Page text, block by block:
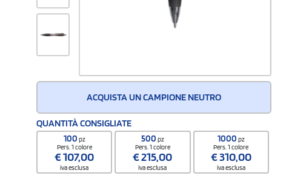
ACQUISTA UN CAMPIONE NEUTRO
QUANTITÀ CONSIGLIATE
100 pz
Pers. 1 colore
€107,00
iva esclusa
500 pz
Pers. 1 colore
€215,00
iva esclusa
1000 pz
Pers. 1 colore
€310,00
iva esclusa